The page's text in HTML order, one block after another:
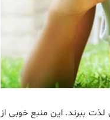
ببرند. این منبع خوبی از